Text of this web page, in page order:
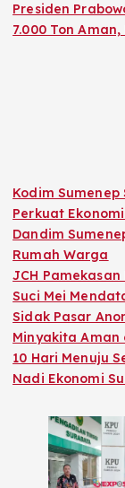
Presiden
7.000 Ton
Kodim Sumenep
Perkuat
Dandim
Rumah Warga
JCH
Suci Mei
Sidak Pasar
Minyakita Aman
10 Hari Menuju
Nadi Ekonomi